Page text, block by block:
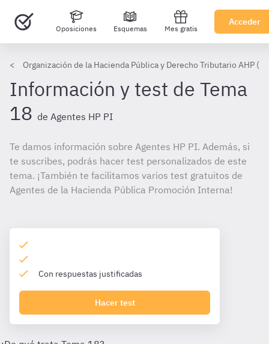
Oposiciones Esquemas Mes gratis
Acceder
Organización de la Hacienda Pública y Derecho Tributario AHP
Información y test de Tema
18 de Agentes HP PI
Te damos información sobre Agentes HP PI. Además, si
te suscribes, podrás hacer test personalizados de este
tema. ¡También te facilitamos varios test gratuitos de
Agentes de la Hacienda Pública Promoción Interna!
Con respuestas justificadas
Hacer test